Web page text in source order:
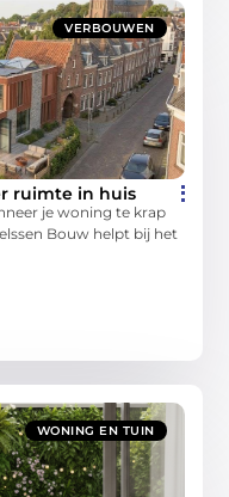
VERBOUWEN
ruimte in huis
je woning te krap
Bouw helpt bij het
WONING EN TUIN